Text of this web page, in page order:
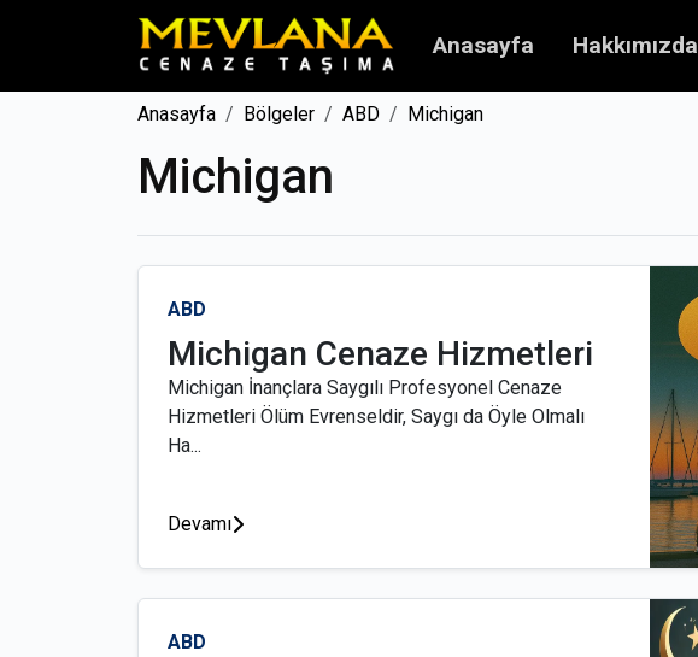
Anasayfa Hakkımızda
Anasayfa Bölgeler ABD Michigan
Michigan
ABD
Michigan Cenaze Hizmetleri
Michigan İnançlara Saygılı Profesyonel Cenaze
Hizmetleri Ölüm Evrenseldir, Saygı da Öyle Olmalı
Ha...
Devamı
ABD